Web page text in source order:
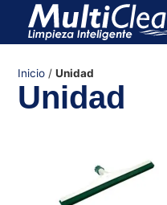
Inicio /Unidad
Unidad